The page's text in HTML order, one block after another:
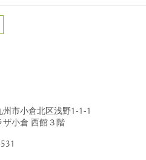
州市小倉北区浅野1-1-1
ザ小倉 西館３階